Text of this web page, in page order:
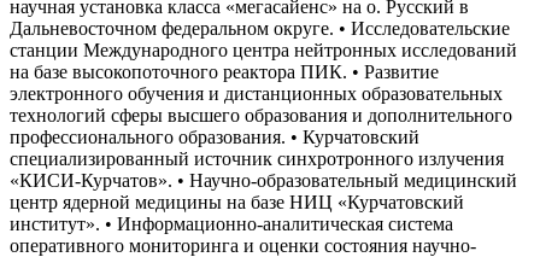
научная установка класса «мегасайенс» на о. Русский в
Дальневосточном федеральном округе. • Исследовательские
станции Международного центра нейтронных исследований
на базе высокопоточного реактора ПИК. • Развитие
электронного обучения и дистанционных образовательных
технологий сферы высшего образования и дополнительного
профессионального образования. • Курчатовский
специализированный источник синхротронного излучения
«КИСИ-Курчатов». • Научно-образовательный медицинский
центр ядерной медицины на базе НИЦ «Курчатовский
институт». • Информационно-аналитическая система
оперативного мониторинга и оценки состояния научно-